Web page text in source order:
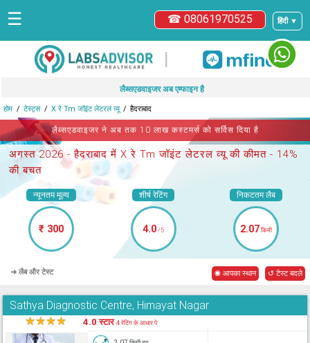
हिंदी ▼
☎ 08061970525
☰
|
लैब्सएडवाइजर अब एम्फाइन है
होम टेस्ट्स X रे Tm जॉइंट लेटरल व्यू हैदराबाद
लैब्सएडवाइजर ने अब तक 10 लाख कस्टमर्स को सर्विस दिया है
अगस्त 2026 -हैदराबाद में X रे Tm जॉइंट लेटरल व्यूकी कीमत - 14%
की बचत
न्यूनतम मूल्य
₹ 300
शीर्ष रेटिंग
4.0/5
निकटतम लैब
2.07 किमी
➜ लैब और टेस्ट ◉ आपका स्थान ↺ टेस्ट बदले
Sathya Diagnostic Centre, Himayat Nagar
★★★★ 4.0 स्टार4 रेटिंग के आधार पे